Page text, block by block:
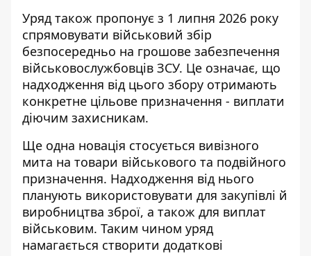
Уряд також пропонує з 1 липня 2026 року
спрямовувати військовий збір
безпосередньо на грошове забезпечення
військовослужбовців ЗСУ. Це означає, що
надходження від цього збору отримають
конкретне цільове призначення - виплати
діючим захисникам.
Ще одна новація стосується вивізного
мита на товари військового та подвійного
призначення. Надходження від нього
планують використовувати для закупівлі й
виробництва зброї, а також для виплат
військовим. Таким чином уряд
намагається створити додаткові